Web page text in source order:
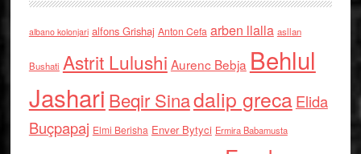
albano kolonjari alfons Grishaj Anton Cefa arben llalla asllan
Bushati Astrit Lulushi Aurenc Bebja Behlul
Jashari Beqir Sinadalip grecaElida
Buçpapaj Elmi Berisha Enver Bytyci Ermira Babamusta